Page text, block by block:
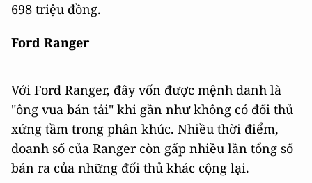
698 triệu đồng.
Ford Ranger
Với Ford Ranger, đây vốn được mệnh danh là
"ông vua bán tải" khi gần như không có đối thủ
xứng tầm trong phân khúc. Nhiều thời điểm,
doanh số của Ranger còn gấp nhiều lần tổng số
bán ra của những đối thủ khác cộng lại.